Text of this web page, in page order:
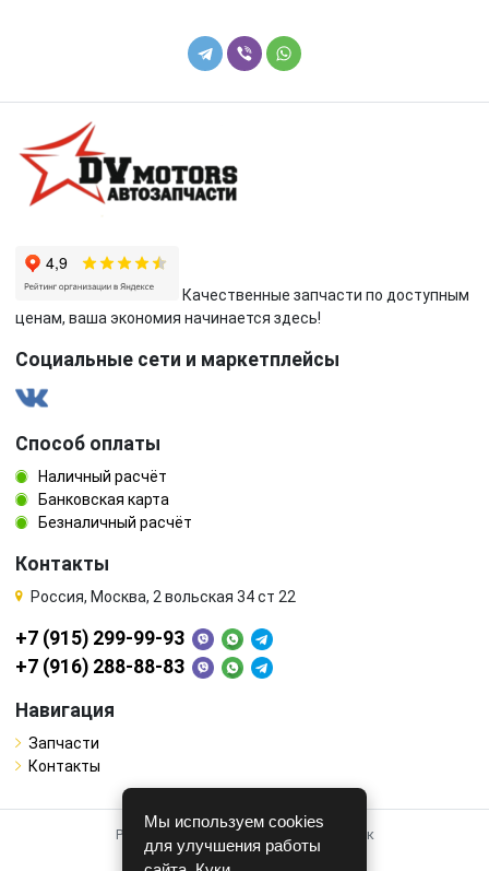
Качественные запчасти по доступным
ценам, ваша экономия начинается здесь!
Социальные сети и маркетплейсы
Способ оплаты
Наличный расчёт
Банковская карта
Безналичный расчёт
Контакты
Россия, Москва, 2 вольская 34 ст 22
+7 (915) 299-99-93
+7 (916) 288-88-83
Навигация
Запчасти
Контакты
Работает на системе для авторазборок
CARRO.БИЗНЕС
Мы используем cookies
для улучшения работы